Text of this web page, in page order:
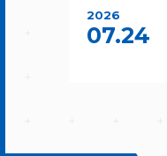
2026
07.24